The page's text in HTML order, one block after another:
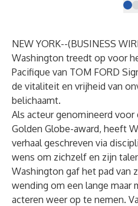
NEW YORK--(BUSINESS
Washington treedt op voor
Pacifique van TOM FORD
de vitaliteit en vrijheid van
belichaamt.
Als acteur genomineerd voor
Golden Globe-award, heeft
verhaal geschreven via
wens om zichzelf en zijn
Washington gaf het pad van
wending om een lange maar
acteren weer op te nemen.